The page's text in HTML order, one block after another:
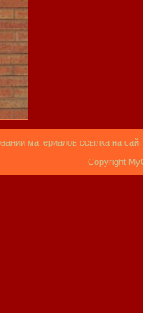
материалов ссылка на
Copyright